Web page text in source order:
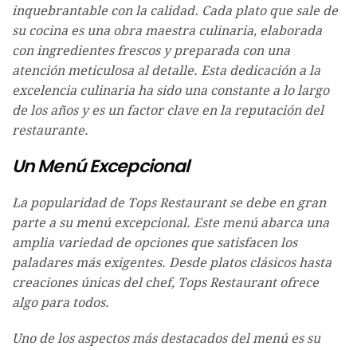
inquebrantable con la calidad. Cada plato que sale de
su cocina es una obra maestra culinaria, elaborada
con ingredientes frescos y preparada con una
atención meticulosa al detalle. Esta dedicación a la
excelencia culinaria ha sido una constante a lo largo
de los años y es un factor clave en la reputación del
restaurante.
Un Menú Excepcional
La popularidad de Tops Restaurant se debe en gran
parte a su menú excepcional. Este menú abarca una
amplia variedad de opciones que satisfacen los
paladares más exigentes. Desde platos clásicos hasta
creaciones únicas del chef, Tops Restaurant ofrece
algo para todos.
Uno de los aspectos más destacados del menú es su